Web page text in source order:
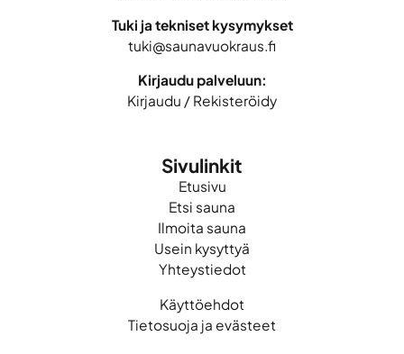
Tuki ja tekniset kysymykset
tuki@saunavuokraus.fi
Kirjaudu palveluun:
Kirjaudu / Rekisteröidy
Sivulinkit
Etusivu
Etsi sauna
Ilmoita sauna
Usein kysyttyä
Yhteystiedot
Käyttöehdot
Tietosuoja ja evästeet